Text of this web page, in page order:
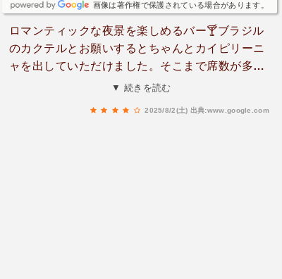
画像は著作権で保護されている場合があります。
ロマンティックな夜景を楽しめるバー🍸ブラジル
のカクテルとお願いするとちゃんとカイピリーニ
ャを出していただけました。そこまで席数が多く
無いので予約して行った方が良いかもしれませ
▼ 続きを読む
2025/8/2(土) 出典:www.google.com